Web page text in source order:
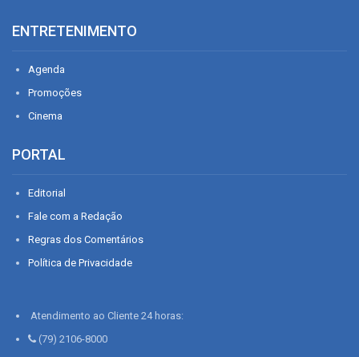
ENTRETENIMENTO
Agenda
Promoções
Cinema
PORTAL
Editorial
Fale com a Redação
Regras dos Comentários
Política de Privacidade
Atendimento ao Cliente 24 horas:
(79) 2106-8000